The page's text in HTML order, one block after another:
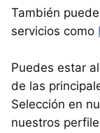
También
servicios como
Puedes estar
de las
Selección en
nuestros